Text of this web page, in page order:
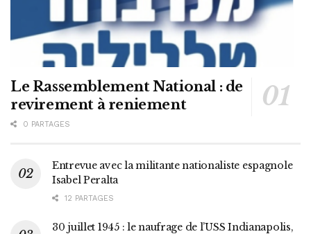
Le Rassemblement National : de
revirement à reniement
0 PARTAGES
Entrevue avec la militante nationaliste espagnole
Isabel Peralta
12 PARTAGES
30 juillet 1945 : le naufrage de l’USS Indianapolis,